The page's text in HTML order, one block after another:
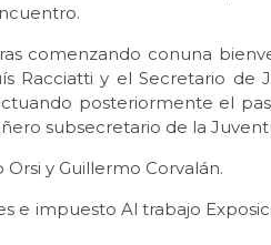
comenzando conuna
Racciatti y el Secretario de
posteriormente el
subsecretario de la
Orsi y Guillermo Corvalán.
e impuesto Al trabajo